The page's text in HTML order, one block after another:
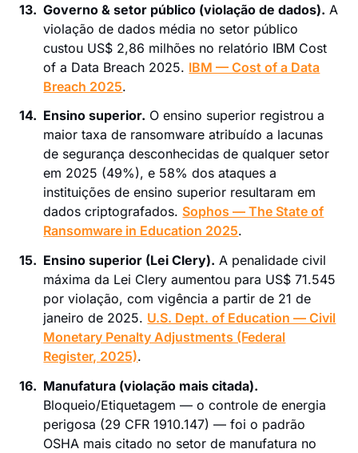
13. Governo & setor público (violação de dados). A
violação de dados média no setor público
custou US$ 2,86 milhões no relatório IBM Cost
of a Data Breach 2025. IBM — Cost of a Data
Breach 2025.
14. Ensino superior. O ensino superior registrou a
maior taxa de ransomware atribuído a lacunas
de segurança desconhecidas de qualquer setor
em 2025 (49%), e 58% dos ataques a
instituições de ensino superior resultaram em
dados criptografados. Sophos — The State of
Ransomware in Education 2025.
15. Ensino superior (Lei Clery). A penalidade civil
máxima da Lei Clery aumentou para US$ 71.545
por violação, com vigência a partir de 21 de
janeiro de 2025. U.S. Dept. of Education — Civil
Monetary Penalty Adjustments (Federal
Register, 2025).
16. Manufatura (violação mais citada).
Bloqueio/Etiquetagem — o controle de energia
perigosa (29 CFR 1910.147) — foi o padrão
OSHA mais citado no setor de manufatura no